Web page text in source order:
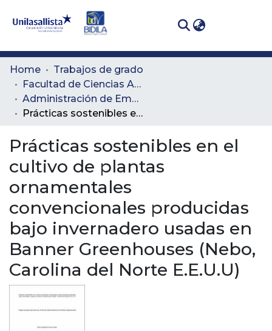
Communities
& Collections
All of DSpace
Statistics
Home
Trabajos de grado
Facultad de Ciencias Administrativas y Agropecuarias
Administración de Empresas Agropecuarias
Prácticas sostenibles en el cultivo de plantas ornamentales convencionales producidas bajo invernadero usadas en Banner Greenhouses (Nebo, Carolina del Norte E.E.U.U)
Prácticas sostenibles en el
cultivo de plantas
ornamentales
convencionales producidas
bajo invernadero usadas en
Banner Greenhouses (Nebo,
Carolina del Norte E.E.U.U)